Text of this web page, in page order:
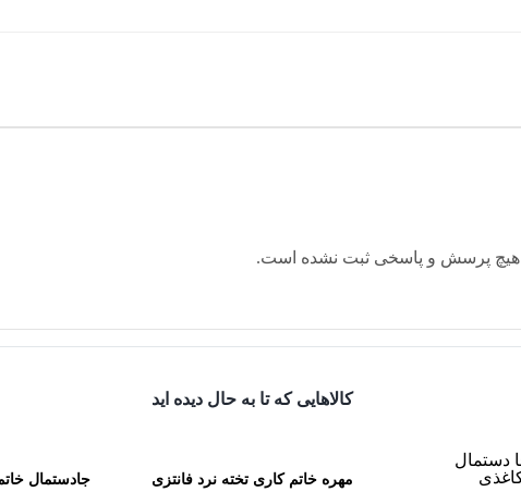
هیچ پرسش و پاسخی ثبت نشده است.
کالاهایی که تا به حال دیده اید
مهره خاتم کاری تخته نرد فانتزی جادستمال